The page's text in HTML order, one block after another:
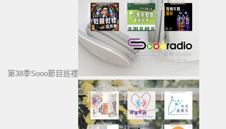
第38季Sooo節目巡禮